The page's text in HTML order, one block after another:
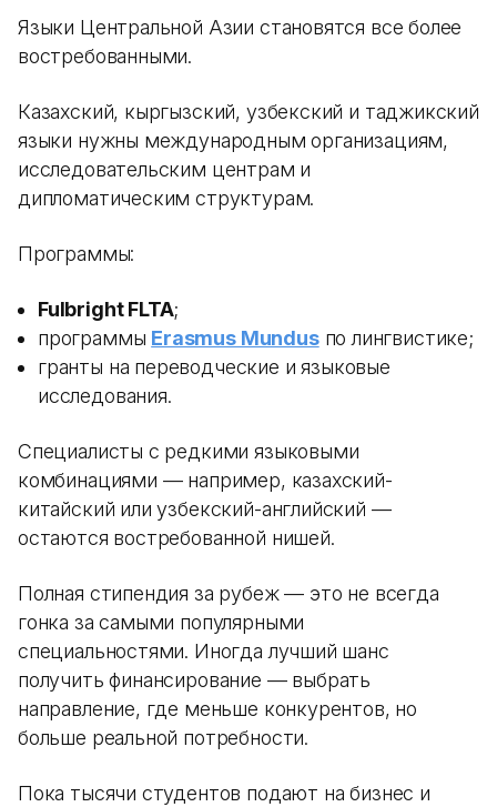
Языки Центральной Азии становятся все более
востребованными.
Казахский, кыргызский, узбекский и таджикский
языки нужны международным организациям,
исследовательским центрам и
дипломатическим структурам.
Программы:
Fulbright FLTA;
программы Erasmus Mundusпо лингвистике;
гранты на переводческие и языковые
исследования.
Специалисты с редкими языковыми
комбинациями — например, казахский-
китайский или узбекский-английский —
остаются востребованной нишей.
Полная стипендия за рубеж — это не всегда
гонка за самыми популярными
специальностями. Иногда лучший шанс
получить финансирование — выбрать
направление, где меньше конкурентов, но
больше реальной потребности.
Пока тысячи студентов подают на бизнес и